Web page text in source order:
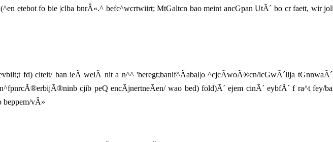
etebot fo bie |clba bnrÂ«.^ befc^wcrtwiirt; MtGaltcn bao meint ancGpan UtÃ´ bo cr faett, wir
fd) clteit/ ban ieÃ weiÃ nit a n^^ 'beregt;banif^Ãabal|o ^cjcÃwoÃ®cn/icGwÃ´llja
cjib peQ encÃjnertneÃen/ wao bed) fold)Ã´ ejem cinÃ´ eybfÃ´ f ra^t fey/
beppem/vÂ»